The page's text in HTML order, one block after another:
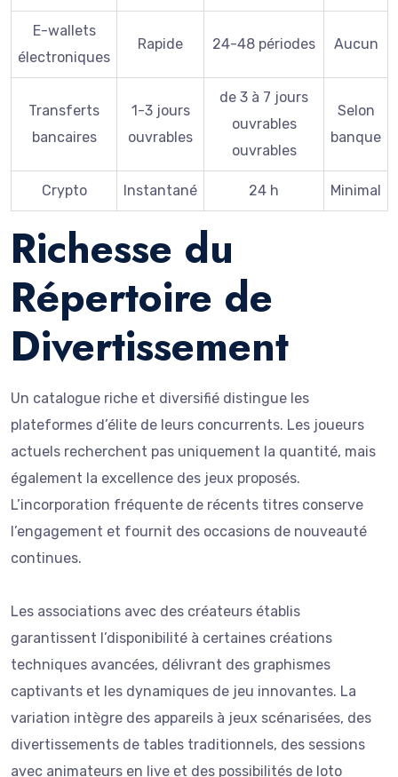
E-wallets
électroniques
Rapide 24-48 périodes Aucun
Transferts
bancaires
1-3 jours
ouvrables
de 3 à 7 jours
ouvrables
ouvrables
Selon
banque
Crypto Instantané 24 h Minimal
Richesse du
Répertoire de
Divertissement
Un catalogue riche et diversifié distingue les
plateformes d’élite de leurs concurrents. Les joueurs
actuels recherchent pas uniquement la quantité, mais
également la excellence des jeux proposés.
L’incorporation fréquente de récents titres conserve
l’engagement et fournit des occasions de nouveauté
continues.
Les associations avec des créateurs établis
garantissent l’disponibilité à certaines créations
techniques avancées, délivrant des graphismes
captivants et les dynamiques de jeu innovantes. La
variation intègre des appareils à jeux scénarisées, des
divertissements de tables traditionnels, des sessions
avec animateurs en live et des possibilités de loto